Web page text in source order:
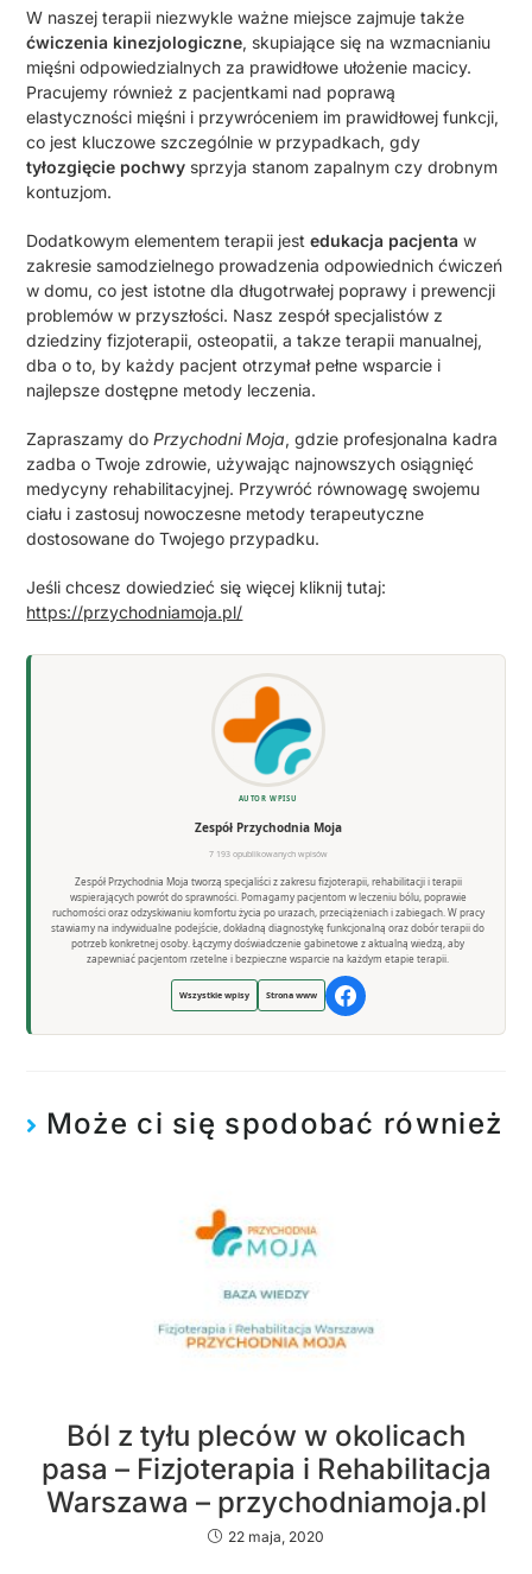
W naszej terapii niezwykle ważne miejsce zajmuje także
ćwiczenia kinezjologiczne, skupiające się na wzmacnianiu
mięśni odpowiedzialnych za prawidłowe ułożenie macicy.
Pracujemy również z pacjentkami nad poprawą
elastyczności mięśni i przywróceniem im prawidłowej funkcji,
co jest kluczowe szczególnie w przypadkach, gdy
tyłozgięcie pochwy sprzyja stanom zapalnym czy drobnym
kontuzjom.
Dodatkowym elementem terapii jestedukacja pacjenta w
zakresie samodzielnego prowadzenia odpowiednich ćwiczeń
w domu, co jest istotne dla długotrwałej poprawy i prewencji
problemów w przyszłości. Nasz zespół specjalistów z
dziedziny fizjoterapii, osteopatii, a takze terapii manualnej,
dba o to, by każdy pacjent otrzymał pełne wsparcie i
najlepsze dostępne metody leczenia.
Zapraszamy doPrzychodni Moja, gdzie profesjonalna kadra
zadba o Twoje zdrowie, używając najnowszych osiągnięć
medycyny rehabilitacyjnej. Przywróć równowagę swojemu
ciału i zastosuj nowoczesne metody terapeutyczne
dostosowane do Twojego przypadku.
Jeśli chcesz dowiedzieć się więcej kliknij tutaj:
https://przychodniamoja.pl/
AUTOR WPISU
Zespół Przychodnia Moja
7 193 opublikowanych wpisów
Zespół Przychodnia Moja tworzą specjaliści z zakresu fizjoterapii, rehabilitacji i terapii
wspierających powrót do sprawności. Pomagamy pacjentom w leczeniu bólu, poprawie
ruchomości oraz odzyskiwaniu komfortu życia po urazach, przeciążeniach i zabiegach. W pracy
stawiamy na indywidualne podejście, dokładną diagnostykę funkcjonalną oraz dobór terapii do
potrzeb konkretnej osoby. Łączymy doświadczenie gabinetowe z aktualną wiedzą, aby
zapewniać pacjentom rzetelne i bezpieczne wsparcie na każdym etapie terapii.
Wszystkie wpisy Strona www
Może ci się spodobać również
Ból z tyłu pleców w okolicach
pasa – Fizjoterapia i Rehabilitacja
Warszawa – przychodniamoja.pl
22 maja, 2020